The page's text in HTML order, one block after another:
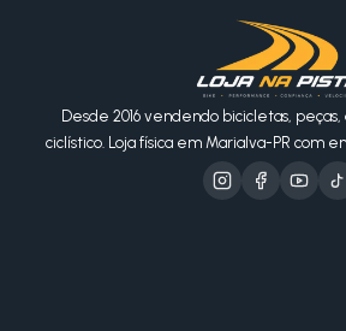
Desde 2016 vendendo bicicletas,
ciclístico. Loja física em Marialva-PR com